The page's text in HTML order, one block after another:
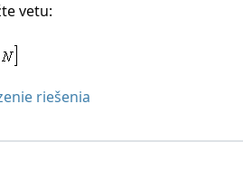
vetu:
riešenia